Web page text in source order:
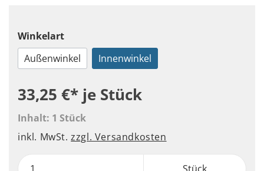
Winkelart
Außenwinkel
Innenwinkel
33,25 €* je Stück
Inhalt: 1 Stück
inkl. MwSt.zzgl. Versandkosten